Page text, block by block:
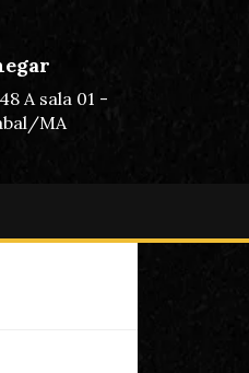
A sala 01 -
MA